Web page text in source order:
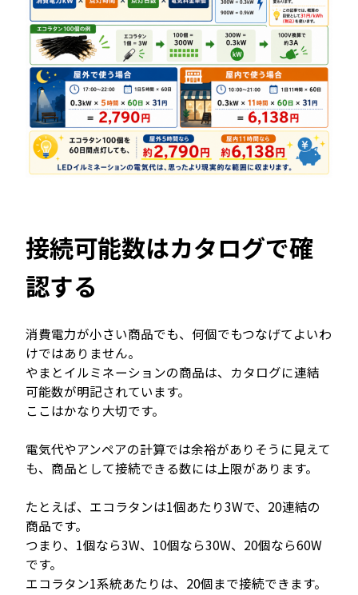
接続可能数はカタログで確
認する
消費電力が小さい商品でも、何個でもつなげてよいわ
けではありません。
やまとイルミネーションの商品は、カタログに連結
可能数が明記されています。
ここはかなり大切です。
電気代やアンペアの計算では余裕がありそうに見えて
も、商品として接続できる数には上限があります。
たとえば、エコラタンは1個あたり3Wで、20連結の
商品です。
つまり、1個なら3W、10個なら30W、20個なら60W
です。
エコラタン1系統あたりは、20個まで接続できます。